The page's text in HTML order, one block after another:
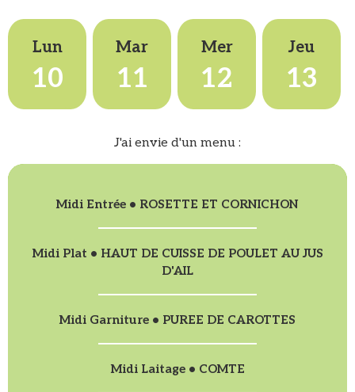
Lun
10
Mar
11
Mer
12
Jeu
13
J'ai envie d'un menu :
Midi Entrée • ROSETTE ET CORNICHON
Midi Plat • HAUT DE CUISSE DE POULET AU JUS
D'AIL
Midi Garniture • PUREE DE CAROTTES
Midi Laitage • COMTE